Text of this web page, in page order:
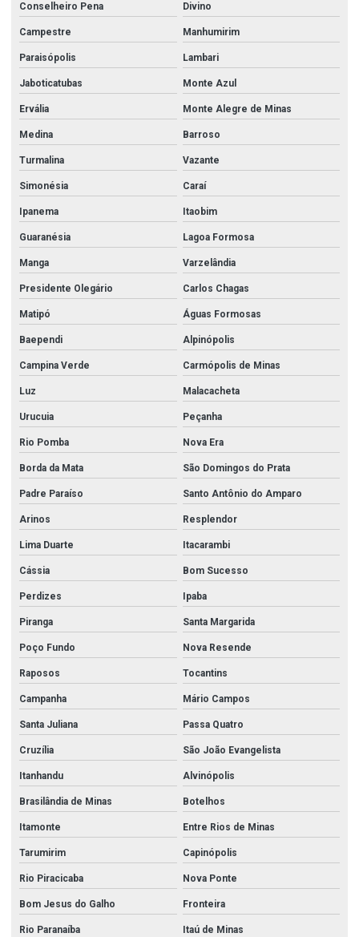
Conselheiro Pena Divino
Campestre Manhumirim
Paraisópolis Lambari
Jaboticatubas Monte Azul
Ervália Monte Alegre de Minas
Medina Barroso
Turmalina Vazante
Simonésia Caraí
Ipanema Itaobim
Guaranésia Lagoa Formosa
Manga Varzelândia
Presidente Olegário Carlos Chagas
Matipó Águas Formosas
Baependi Alpinópolis
Campina Verde Carmópolis de Minas
Luz Malacacheta
Urucuia Peçanha
Rio Pomba Nova Era
Borda da Mata São Domingos do Prata
Padre Paraíso Santo Antônio do Amparo
Arinos Resplendor
Lima Duarte Itacarambi
Cássia Bom Sucesso
Perdizes Ipaba
Piranga Santa Margarida
Poço Fundo Nova Resende
Raposos Tocantins
Campanha Mário Campos
Santa Juliana Passa Quatro
Cruzília São João Evangelista
Itanhandu Alvinópolis
Brasilândia de Minas Botelhos
Itamonte Entre Rios de Minas
Tarumirim Capinópolis
Rio Piracicaba Nova Ponte
Bom Jesus do Galho Fronteira
Rio Paranaíba Itaú de Minas